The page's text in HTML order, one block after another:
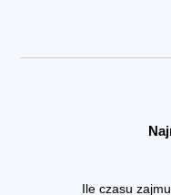
Ile czasu